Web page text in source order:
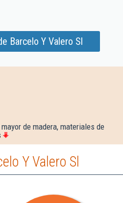
Barcelo Y Valero Sl
de madera, materiales de
Y Valero Sl